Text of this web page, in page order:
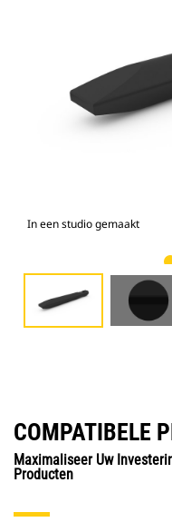
In een studio gemaakt
COMPATIBELE
Maximaliseer Uw
Producten